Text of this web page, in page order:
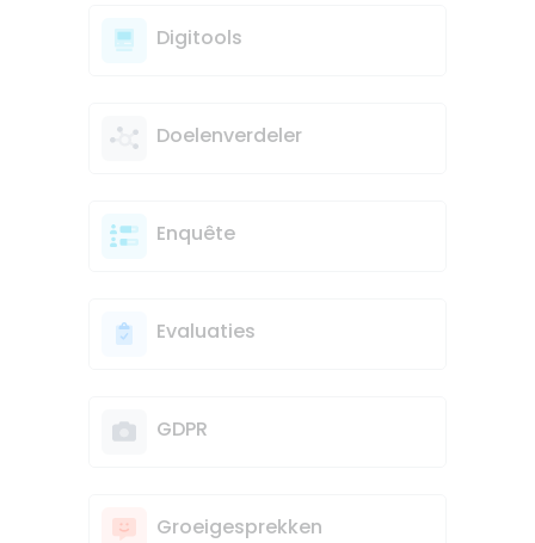
Digitools
Doelenverdeler
Enquête
Evaluaties
GDPR
Groeigesprekken